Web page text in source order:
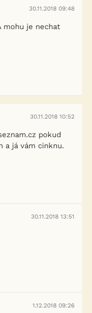
30.11.2018 09:48
mohu je nechat
30.11.2018 10:52
pokud
a já vám cinknu.
30.11.2018 13:51
1.12.2018 09:26